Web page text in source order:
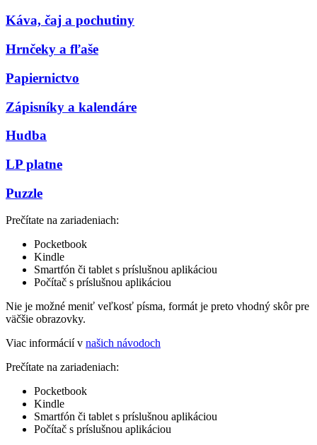
Káva, čaj a pochutiny
Hrnčeky a fľaše
Papiernictvo
Zápisníky a kalendáre
Hudba
LP platne
Puzzle
Prečítate na zariadeniach:
Pocketbook
Kindle
Smartfón či tablet s príslušnou aplikáciou
Počítač s príslušnou aplikáciou
Nie je možné meniť veľkosť písma, formát je preto vhodný skôr pre
väčšie obrazovky.
Viac informácií v našich návodoch
Prečítate na zariadeniach:
Pocketbook
Kindle
Smartfón či tablet s príslušnou aplikáciou
Počítač s príslušnou aplikáciou